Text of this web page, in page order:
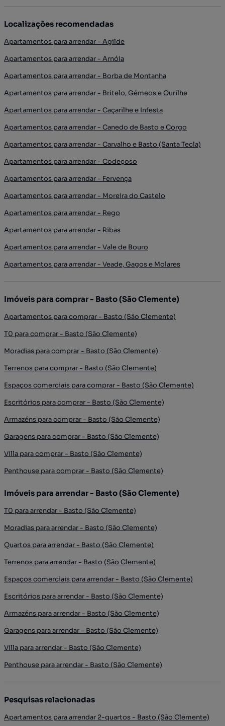
Localizações recomendadas
Apartamentos para arrendar - Agilde
Apartamentos para arrendar - Arnóia
Apartamentos para arrendar - Borba de Montanha
Apartamentos para arrendar - Britelo, Gémeos e Ourilhe
Apartamentos para arrendar - Caçarilhe e Infesta
Apartamentos para arrendar - Canedo de Basto e Corgo
Apartamentos para arrendar - Carvalho e Basto (Santa Tecla)
Apartamentos para arrendar - Codeçoso
Apartamentos para arrendar - Fervença
Apartamentos para arrendar - Moreira do Castelo
Apartamentos para arrendar - Rego
Apartamentos para arrendar - Ribas
Apartamentos para arrendar - Vale de Bouro
Apartamentos para arrendar - Veade, Gagos e Molares
Imóveis para comprar - Basto (São Clemente)
Apartamentos para comprar - Basto (São Clemente)
T0 para comprar - Basto (São Clemente)
Moradias para comprar - Basto (São Clemente)
Terrenos para comprar - Basto (São Clemente)
Espaços comerciais para comprar - Basto (São Clemente)
Escritórios para comprar - Basto (São Clemente)
Armazéns para comprar - Basto (São Clemente)
Garagens para comprar - Basto (São Clemente)
Villa para comprar - Basto (São Clemente)
Penthouse para comprar - Basto (São Clemente)
Imóveis para arrendar - Basto (São Clemente)
T0 para arrendar - Basto (São Clemente)
Moradias para arrendar - Basto (São Clemente)
Quartos para arrendar - Basto (São Clemente)
Terrenos para arrendar - Basto (São Clemente)
Espaços comerciais para arrendar - Basto (São Clemente)
Escritórios para arrendar - Basto (São Clemente)
Armazéns para arrendar - Basto (São Clemente)
Garagens para arrendar - Basto (São Clemente)
Villa para arrendar - Basto (São Clemente)
Penthouse para arrendar - Basto (São Clemente)
Pesquisas relacionadas
Apartamentos para arrendar 2-quartos - Basto (São Clemente)